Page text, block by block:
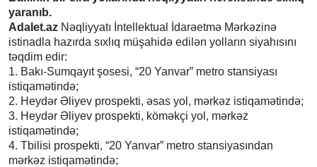
yaranıb.
Adalet.az Nəqliyyatı İntellektual İdarəetmə Mərkəzinə
istinadla hazırda sıxlıq müşahidə edilən yolların siyahısını
təqdim edir:
1. Bakı-Sumqayıt şosesi, “20 Yanvar” metro stansiyası
istiqamətində;
2. Heydər Əliyev prospekti, əsas yol, mərkəz istiqamətində;
3. Heydər Əliyev prospekti, köməkçi yol, mərkəz
istiqamətində;
4. Tbilisi prospekti, “20 Yanvar” metro stansiyasından
mərkəz istiqamətində;